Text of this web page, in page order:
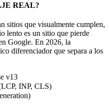
REAL?
sitios que visualmente cumplen,
lento es un sitio que pierde
Google. En 2026, la
diferenciador que separa a los
v13
INP, CLS)